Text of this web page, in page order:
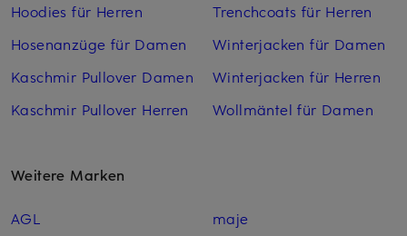
Hoodies für Herren
Hosenanzüge für Damen
Kaschmir Pullover Damen
Kaschmir Pullover Herren
Trenchcoats für Herren
Winterjacken für Damen
Winterjacken für Herren
Wollmäntel für Damen
Weitere Marken
AGL
maje